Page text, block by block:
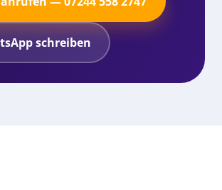
schreiben